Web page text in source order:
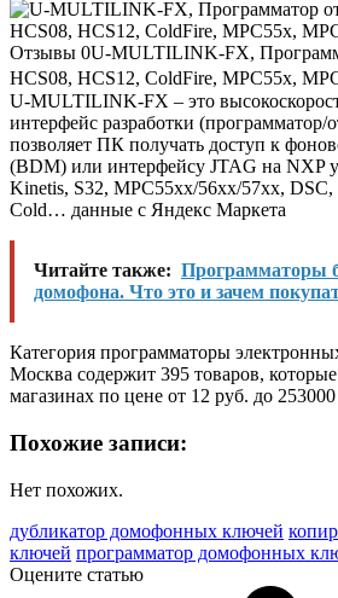
Отзывы 0U-MULTILINK-FX,
HCS08, HCS12, ColdFire, MPC55x,
U-MULTILINK-FX – это
интерфейс разработки (программатор/
позволяет ПК получать доступ к
(BDM) или интерфейсу JTAG на NXP
Kinetis, S32, MPC55xx/56xx/57xx,
Cold… данные с Яндекс Маркета
Читайте также: Программаторы
домофона. Что это и зачем
Категория программаторы
Москва содержит 395 товаров,
магазинах по цене от 12 руб. до
Похожие записи:
Нет похожих.
дубликатор домофонных ключей
ключей программатор домофонных
Оцените статью